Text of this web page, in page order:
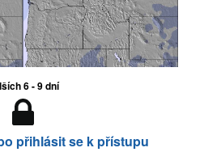
6 - 9 dní
přihlásit se k přístupu